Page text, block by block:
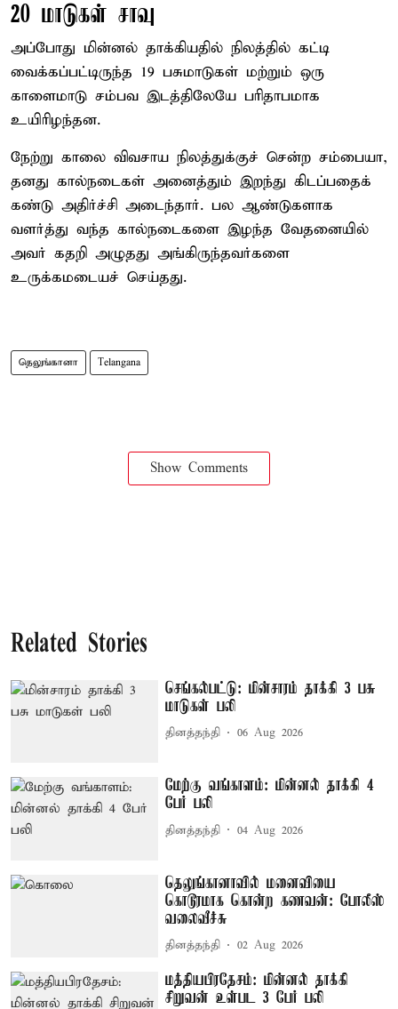
20 மாடுகள் சாவு
அப்போது மின்னல் தாக்கியதில் நிலத்தில் கட்டி
வைக்கப்பட்டிருந்த 19 பசுமாடுகள் மற்றும் ஒரு
காளைமாடு சம்பவ இடத்திலேயே பரிதாபமாக
உயிரிழந்தன.
நேற்று காலை விவசாய நிலத்துக்குச் சென்ற சம்பையா,
தனது கால்நடைகள் அனைத்தும் இறந்து கிடப்பதைக்
கண்டு அதிர்ச்சி அடைந்தார். பல ஆண்டுகளாக
வளர்த்து வந்த கால்நடைகளை இழந்த வேதனையில்
அவர் கதறி அழுதது அங்கிருந்தவர்களை
உருக்கமடையச் செய்தது.
தெலுங்கானா Telangana
Show Comments
Related Stories
செங்கல்பட்டு: மின்சாரம் தாக்கி 3 பசு
மாடுகள் பலி
தினத்தந்தி 06 Aug 2026
மேற்கு வங்காளம்: மின்னல் தாக்கி 4
பேர் பலி
தினத்தந்தி 04 Aug 2026
தெலுங்கானாவில் மனைவியை
கொடூரமாக கொன்ற கணவன்: போலீஸ்
வலைவீச்சு
தினத்தந்தி 02 Aug 2026
மத்தியபிரதேசம்: மின்னல் தாக்கி
சிறுவன் உள்பட 3 பேர் பலி